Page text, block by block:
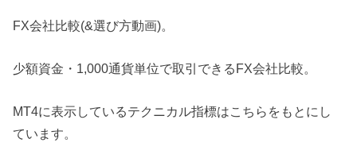
FX会社比較(&選び方動画)。
少額資金・1,000通貨単位で取引できるFX会社比較。
MT4に表示しているテクニカル指標はこちらをもとにし
ています。